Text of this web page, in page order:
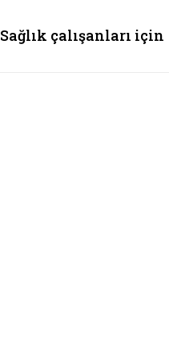
Sağlık çalışanları için